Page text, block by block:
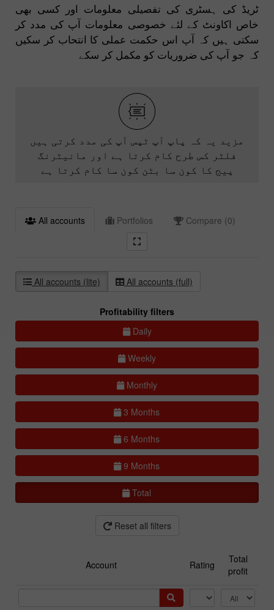
ٹریڈ کی ہسٹری کی تفصیلی معلومات اور کسی بھی
خاص اکاونٹ کے لئے خصوصی معلومات آپ کی مدد کر
سکتی ہیں کہ آپ اس حکمت عملی کا انتحاب کر سکیں
کہ جو آپ کی ضروریات کو مکمل کر سکے
مزید یہ کہ پاپ آپ ٹپس آپ کی مدد کرتی ہیں
فلٹر کس طرح کام کرتا ہے اور مانیٹرنگ
پیج کا کون سا بٹن کون سا کام کرتا ہے
All accounts Portfolios Compare (0)
All accounts (lite) All accounts (full)
Profitability filters
Daily
Weekly
Monthly
3 Months
6 Months
9 Months
Total
Reset all filters
Account Rating
Total
profit